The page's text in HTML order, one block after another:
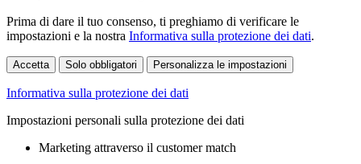
Prima di dare il tuo consenso, ti preghiamo di verificare le
impostazioni e la nostra Informativa sulla protezione dei dati.
Accetta Solo obbligatori Personalizza le impostazioni
Informativa sulla protezione dei dati
Impostazioni personali sulla protezione dei dati
Marketing attraverso il customer match